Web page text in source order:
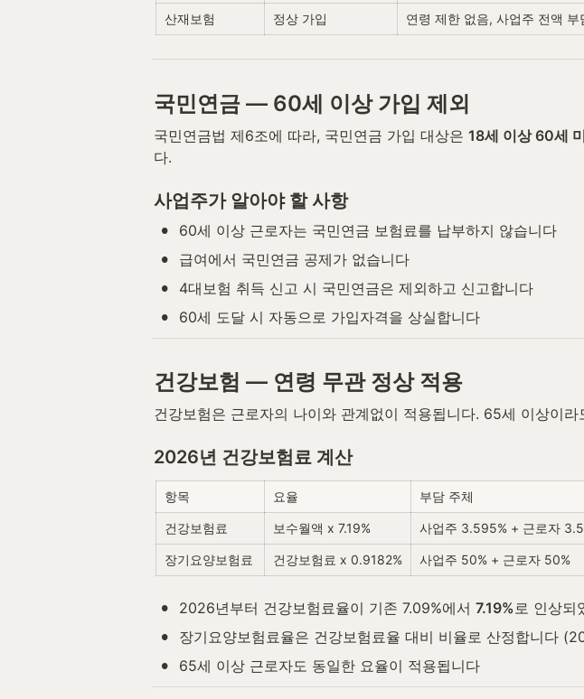
산재보험 정상 가입 연령 제한 없음, 사업주 전액 부
국민연금 — 60세 이상 가입 제외
국민연금법 제6조에 따라, 국민연금 가입 대상은 18세 이상 60세
다.
사업주가 알아야 할 사항
• 60세 이상 근로자는 국민연금 보험료를 납부하지 않습니다
• 급여에서 국민연금 공제가 없습니다
• 4대보험 취득 신고 시 국민연금은 제외하고 신고합니다
• 60세 도달 시 자동으로 가입자격을 상실합니다
건강보험 — 연령 무관 정상 적용
건강보험은 근로자의 나이와 관계없이 적용됩니다. 65세 이상이
2026년 건강보험료 계산
항목 요율 부담 주체
건강보험료 보수월액 x 7.19% 사업주 3.595% + 근로자
장기요양보험료 건강보험료 x 0.9182% 사업주 50% + 근로자 50%
• 2026년부터 건강보험료율이 기존 7.09%에서 7.19% 로 인상되
• 장기요양보험료율은 건강보험료율 대비 비율로 산정합니다
• 65세 이상 근로자도 동일한 요율이 적용됩니다